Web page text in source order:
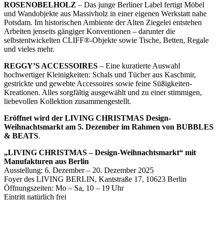
ROSENOBELHOLZ – Das junge Berliner Label fertigt Möbel
und Wandobjekte aus Massivholz in einer eigenen Werkstatt nahe
Potsdam. Im historischen Ambiente der Alten Ziegelei entstehen
Arbeiten jenseits gängiger Konventionen – darunter die
selbstentwickelten CLIFF®-Objekte sowie Tische, Betten, Regale
und vieles mehr.
REGGY’S ACCESSOIRES – Eine kuratierte Auswahl
hochwertiger Kleinigkeiten: Schals und Tücher aus Kaschmir,
gestrickte und gewebte Accessoires sowie feine Süßigkeiten-
Kreationen. Alles sorgfältig ausgewählt und zu einer stimmigen,
liebevollen Kollektion zusammengestellt.
Eröffnet wird der LIVING CHRISTMAS Design-
Weihnachtsmarkt am 5. Dezember im Rahmen von BUBBLES
& BEATS.
„LIVING CHRISTMAS – Design-Weihnachtsmarkt“ mit
Manufakturen aus Berlin
Ausstellung: 6. Dezember – 20. Dezember 2025
Foyer des LIVING BERLIN, Kantstraße 17, 10623 Berlin
Öffnungszeiten: Mo – Sa, 10 – 19 Uhr
Eintritt natürlich frei